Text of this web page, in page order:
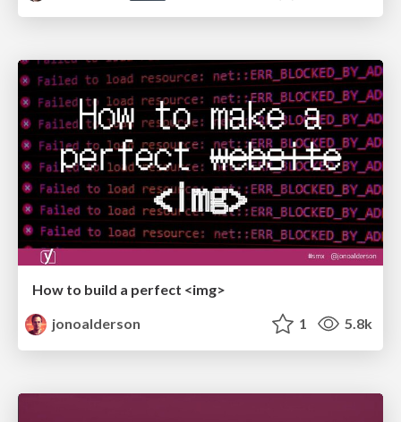
How to build a perfect <img>
jonoalderson
1 5.8k